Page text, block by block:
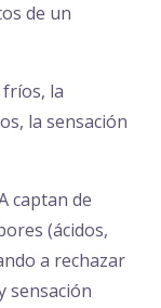
de un
la
la sensación
captan de
(ácidos,
a rechazar
sensación